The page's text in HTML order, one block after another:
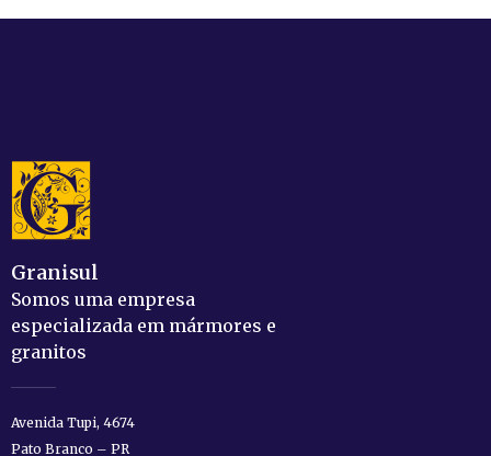
Granisul
Somos uma empresa
especializada em mármores e
granitos
Avenida Tupi, 4674
Pato Branco – PR